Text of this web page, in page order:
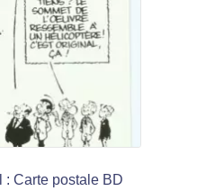
: Carte postale BD